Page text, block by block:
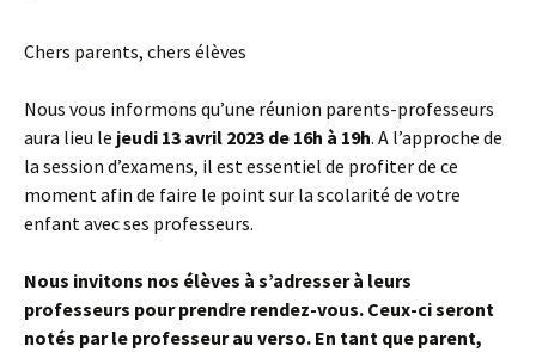
Chers parents, chers élèves
Nous vous informons qu’une réunion parents-professeurs
aura lieu le jeudi 13 avril 2023 de 16h à 19h. A l’approche de
la session d’examens, il est essentiel de profiter de ce
moment afin de faire le point sur la scolarité de votre
enfant avec ses professeurs.
Nous invitons nos élèves à s’adresser à leurs
professeurs pour prendre rendez-vous. Ceux-ci seront
notés par le professeur au verso. En tant que parent,